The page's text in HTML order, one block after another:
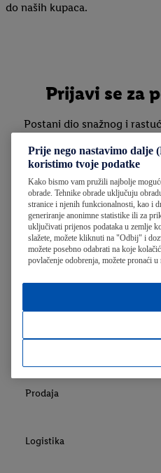
do naših kupaca.
Prijavi se za
Postani dio snažnog i
energija i
Pretraga
muški rod. Svi pojmovi u
diskriminacije iste pojmove u
Prodaja
Logistika
Prije nego nastavimo dalje
koristimo tvoje podatke
Kako bismo vam pružili najbolje
obrade. Tehnike obrade uključuju
stranice i njenih funkcionalnosti, kao i
generiranje anonimne statistike ili za
uključivati prijenos podataka u zemlje
slažete, možete kliknuti na "Odbij" i
možete posebno odabrati na koje
povlačenje odobrenja, možete pronaći u